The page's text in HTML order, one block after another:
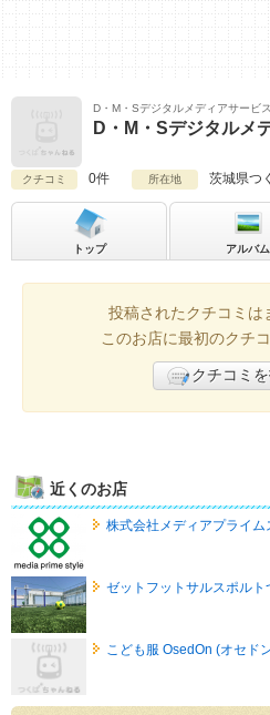
D・M・Sデジタルメディアサービス
D・M・Sデジタルメ
クチコミ 0件 所在地 茨城県つ
トップ アルバム
投稿されたクチコミは
このお店に最初のクチ
クチコミ
近くのお店
株式会社メディアプライム
ゼットフットサルスポルト
こども服 OsedOn (オセド